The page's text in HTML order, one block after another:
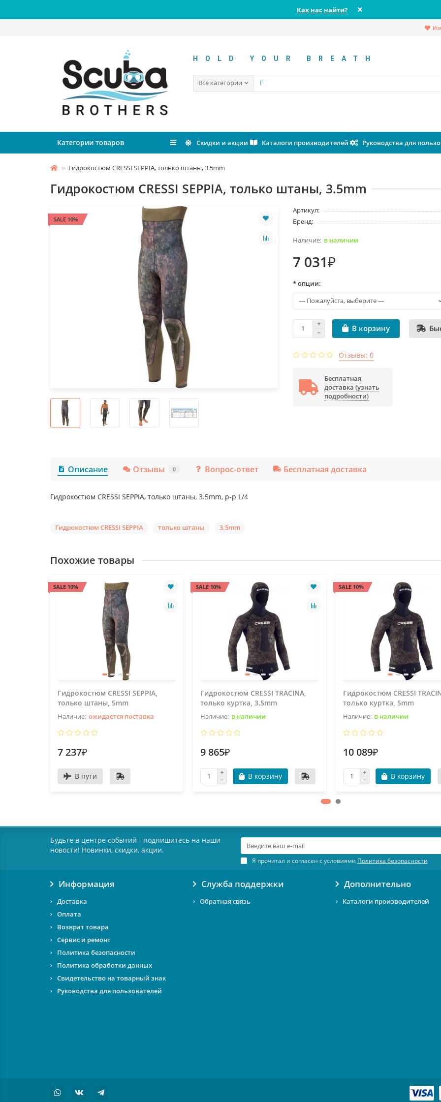
Как нас найти?
HOLD YOUR BREATH
Все категории
Категории товаров Скидки и акции Каталоги производителей Руководства для
Гидрокостюм CRESSI SEPPIA, только штаны, 3.5mm
Гидрокостюм CRESSI SEPPIA, только штаны, 3.5mm
SALE 10%
Артикул:
Бренд:
в наличии
7 031₽
* опции:
В корзину
Отзывы: 0
Бесплатная
доставка (узнать
подробности)
Описание Отзывы 0 Вопрос-ответ Бесплатная доставка
Гидрокостюм CRESSI SEPPIA, только штаны, 3.5mm, р-р L/4
Гидрокостюм CRESSI SEPPIA только штаны 3.5mm
Похожие товары
SALE 10%
Гидрокостюм CRESSI SEPPIA,
только штаны, 5mm
ожидается поставка
7 237₽
В пути
SALE 10%
Гидрокостюм CRESSI TRACINA,
только куртка, 3.5mm
в наличии
9 865₽
В корзину
SALE 10%
Гидрокостюм CRESSI
только куртка, 5mm
в наличии
10 089₽
В корзину
Будьте в центре событий - подпишитесь на наши
новости! Новинки, скидки, акции.
Я прочитал и согласен с условиями Политика безопасности
Информация
Доставка
Оплата
Возврат товара
Сервис и ремонт
Политика безопасности
Политика обработки данных
Свидетельство на товарный знак
Руководства для пользователей
Служба поддержки
Обратная связь
Дополнительно
Каталоги производителей